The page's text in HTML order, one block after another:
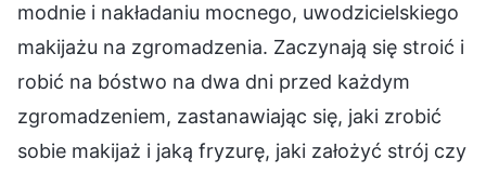
modnie i nakładaniu mocnego, uwodzicielskiego
makijażu na zgromadzenia. Zaczynają się stroić i
robić na bóstwo na dwa dni przed każdym
zgromadzeniem, zastanawiając się, jaki zrobić
sobie makijaż i jaką fryzurę, jaki założyć strój czy